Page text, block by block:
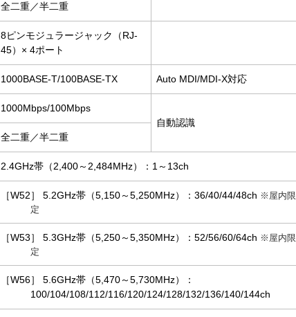
全二重／半二重
8ピンモジュラージャック（RJ-
45）× 4ポート
1000BASE-T/100BASE-TX Auto MDI/MDI-X対応
1000Mbps/100Mbps
自動認識
全二重／半二重
2.4GHz帯（2,400～2,484MHz）：1～13ch
［W52］ 5.2GHz帯（5,150～5,250MHz）：36/40/44/48ch ※屋内限
定
［W53］ 5.3GHz帯（5,250～5,350MHz）：52/56/60/64ch ※屋内限
定
［W56］ 5.6GHz帯（5,470～5,730MHz）：
100/104/108/112/116/120/124/128/132/136/140/144ch